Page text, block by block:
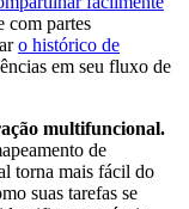
com partes
o histórico de
em seu fluxo de
multifuncional.
de
torna mais fácil do
suas tarefas se